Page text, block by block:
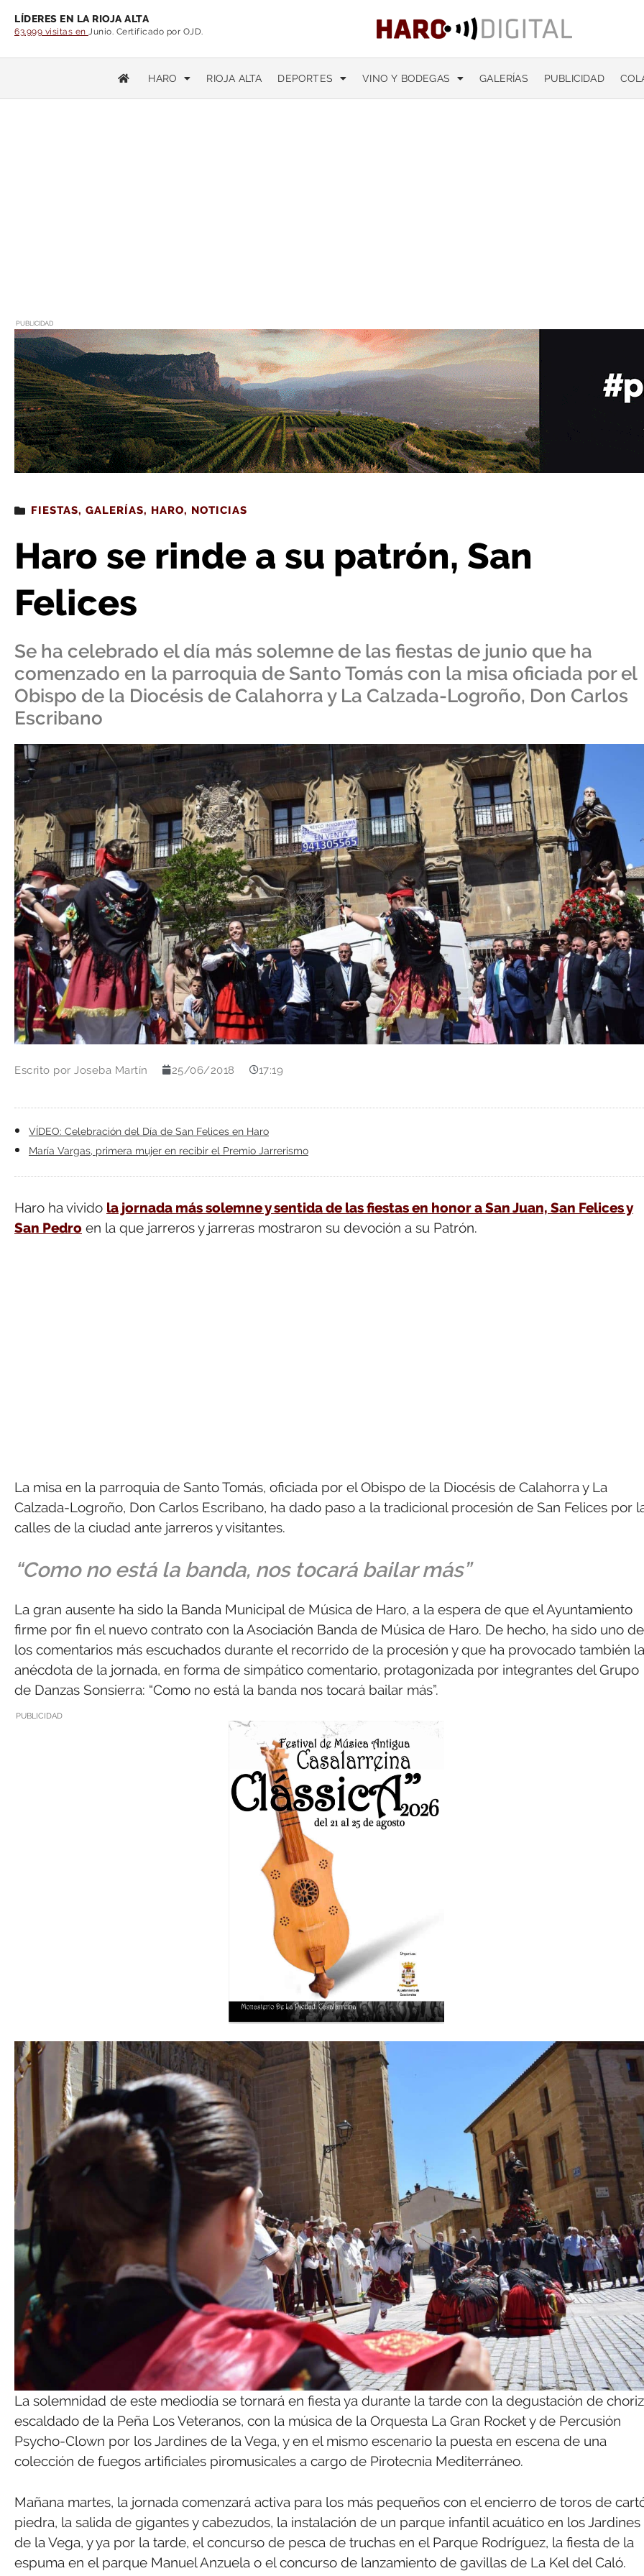
LÍDERES EN LA RIOJA ALTA
63.999 visitas en Junio. Certificado por OJD.
HARO RIOJA ALTA DEPORTES VINO Y BODEGAS GALERÍAS PUBLICIDAD
PUBLICIDAD
Estás leyendo: Haro se rinde a su patrón, San Felices
FIESTAS, GALERÍAS, HARO, NOTICIAS
Haro se rinde a su patrón, San
Felices
Se ha celebrado el día más solemne de las fiestas de junio que ha
comenzado en la parroquia de Santo Tomás con la misa oficiada por el
Obispo de la Diocésis de Calahorra y La Calzada-Logroño, Don Carlos
Escribano
Escrito por Joseba Martín 25/06/2018 17:19
VÍDEO: Celebración del Día de San Felices en Haro
María Vargas, primera mujer en recibir el Premio Jarrerismo
Haro ha vivido la jornada más solemne y sentida de las fiestas en honor a San Juan, San Felices y
San Pedro en la que jarreros y jarreras mostraron su devoción a su Patrón.
La misa en la parroquia de Santo Tomás, oficiada por el Obispo de la Diocésis de Calahorra y La
Calzada-Logroño, Don Carlos Escribano, ha dado paso a la tradicional procesión de San Felices por
calles de la ciudad ante jarreros y visitantes.
“Como no está la banda, nos tocará bailar más”
La gran ausente ha sido la Banda Municipal de Música de Haro, a la espera de que el Ayuntamiento
firme por fin el nuevo contrato con la Asociación Banda de Música de Haro. De hecho, ha sido uno de
los comentarios más escuchados durante el recorrido de la procesión y que ha provocado también la
anécdota de la jornada, en forma de simpático comentario, protagonizada por integrantes del Grupo
de Danzas Sonsierra: “Como no está la banda nos tocará bailar más”.
PUBLICIDAD
La solemnidad de este mediodía se tornará en fiesta ya durante la tarde con la degustación de
escaldado de la Peña Los Veteranos, con la música de la Orquesta La Gran Rocket y de Percusión
Psycho-Clown por los Jardines de la Vega, y en el mismo escenario la puesta en escena de una
colección de fuegos artificiales piromusicales a cargo de Pirotecnia Mediterráneo.
Mañana martes, la jornada comenzará activa para los más pequeños con el encierro de toros de
piedra, la salida de gigantes y cabezudos, la instalación de un parque infantil acuático en los Jardines
de la Vega, y ya por la tarde, el concurso de pesca de truchas en el Parque Rodríguez, la fiesta de la
espuma en el parque Manuel Anzuela o el concurso de lanzamiento de gavillas de La Kel del Caló.